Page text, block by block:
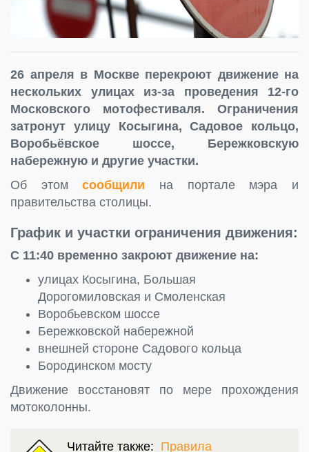
26 апреля в Москве перекроют движение на
нескольких улицах из-за проведения 12-го
Московского мотофестиваля. Ограничения
затронут улицу Косыгина, Садовое кольцо,
Воробьёвское шоссе, Бережковскую
набережную и другие участки.
Об этомсообщили
на портале мэра и
правительства столицы.
График и участки ограничения движения:
С 11:40 временно закроют движение на:
улицах Косыгина, Большая
Дорогомиловская и Смоленская
Воробьевском шоссе
Бережковской набережной
внешней стороне Садового кольца
Бородинском мосту
Движение восстановят по мере прохождения
мотоколонны.
Читайте также: Правила